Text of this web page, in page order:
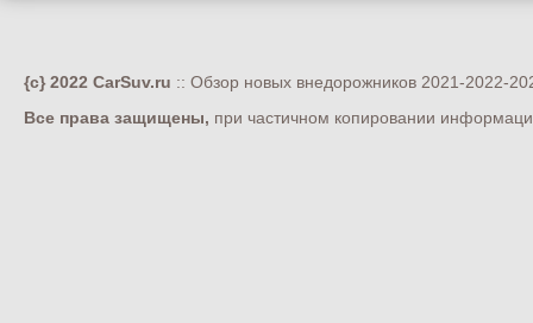
{c} 2022 CarSuv.ru :: Обзор новых внедорожников 2021-2022-
Все права защищены, при частичном копировании